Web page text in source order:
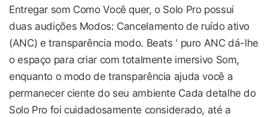
Entregar som Como Você quer, o Solo Pro possui
duas audições Modos: Cancelamento de ruído ativo
(ANC) e transparência modo. Beats ' puro ANC dá-lhe
o espaço para criar com totalmente imersivo Som,
enquanto o modo de transparência ajuda você a
permanecer ciente do seu ambiente Cada detalhe do
Solo Pro foi cuidadosamente considerado, até a